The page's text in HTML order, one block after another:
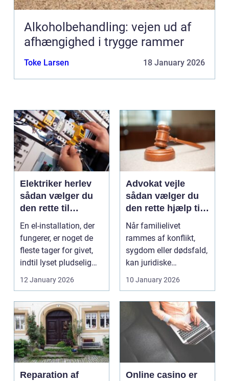
Alkoholbehandling: vejen ud af
afhængighed i trygge rammer
Toke Larsen 18 January 2026
Elektriker herlev
sådan vælger du
den rette til
opgaven
En el-installation, der
fungerer, er noget de
fleste tager for givet,
indtil lyset pludselig
går, el...
12 January 2026
Advokat vejle
sådan vælger du
den rette hjælp til
familien
Når familielivet
rammes af konflikt,
sygdom eller dødsfald,
kan juridiske
spørgsmål hurtigt
vokse si...
10 January 2026
Reparation af
Online casino er